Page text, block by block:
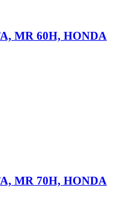
MR 60H, HONDA
MR 70H, HONDA